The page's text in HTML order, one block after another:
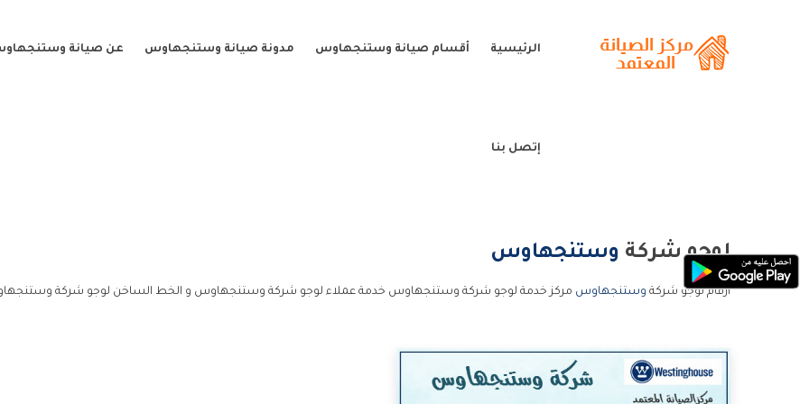
الرئيسية أقسام صيانة وستنجهاوس مدونة صيانة وستنجهاوس عن صيانة
إتصل بنا
لوجو شركة وستنجهاوس
ارقام لوجو شركة وستنجهاوس مركز خدمة لوجو شركة وستنجهاوس خدمة عملاء لوجو شركة وستنجهاوس و الخط الساخن لوجو شركة